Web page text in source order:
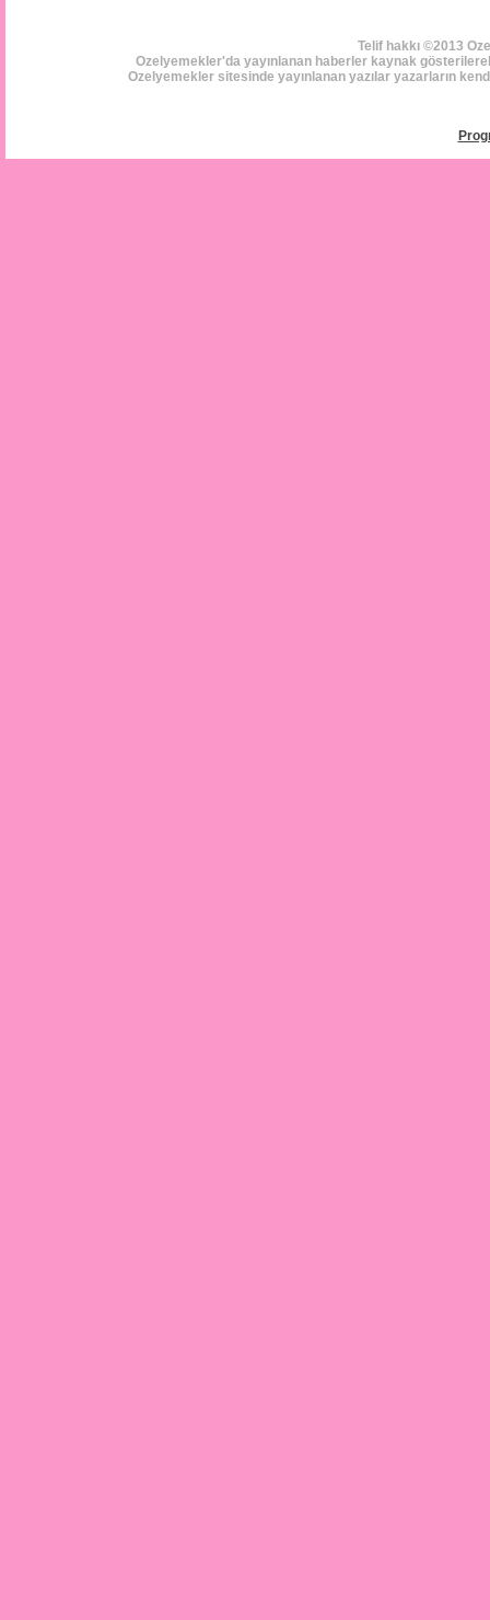
Telif hakkı ©2013
Ozelyemekler'da yayınlanan haberler kaynak
Ozelyemekler sitesinde yayınlanan yazılar yazarların